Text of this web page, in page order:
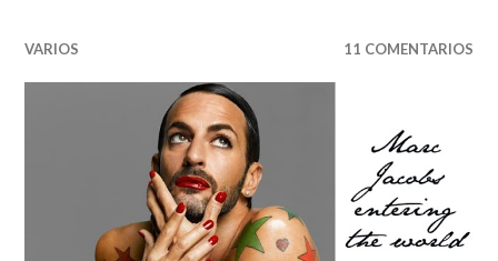
VARIOS 11 COMENTARIOS